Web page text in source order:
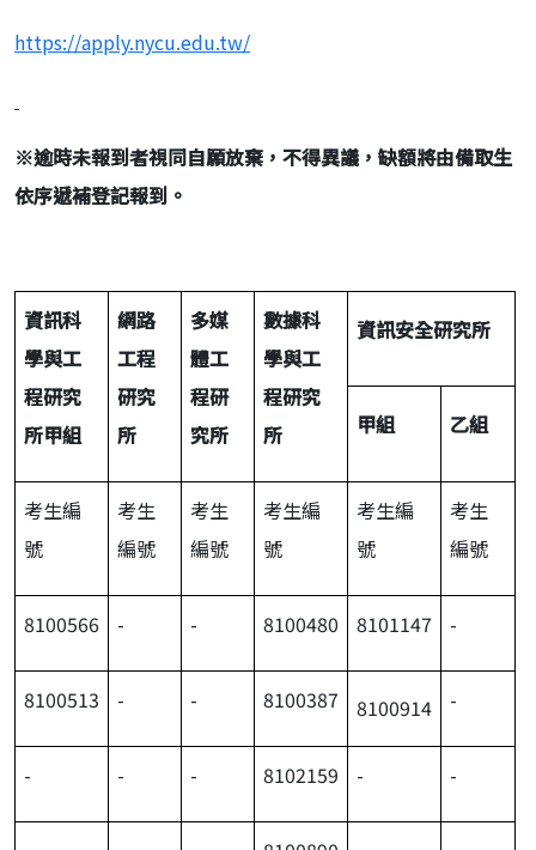
https://apply.nycu.edu.tw/
※逾時未報到者視同自願放棄，不得異議，缺額將由備取生
依序遞補登記報到。
資訊科
學與工
程研究
所甲組
網路
工程
研究
所
多媒
體工
程研
究所
數據科
學與工
程研究
所
資訊安全研究所
甲組 乙組
考生編
號
考生
編號
考生
編號
考生編
號
考生編
號
考生
編號
8100566 - - 8100480 8101147 -
8100513 - - 8100387 8100914 -
- - - 8102159 - -